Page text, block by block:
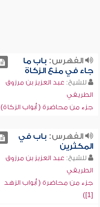
الفهرس: باب ما
جاء في منع الزكاة
للشيخ: عبد العزيز بن مرزوق
الطريفي
جزء من محاضرة ( أبواب الزكاة)
الفهرس: باب في
المكثرين
للشيخ: عبد العزيز بن مرزوق
الطريفي
جزء من محاضرة ( أبواب الزهد
[1])